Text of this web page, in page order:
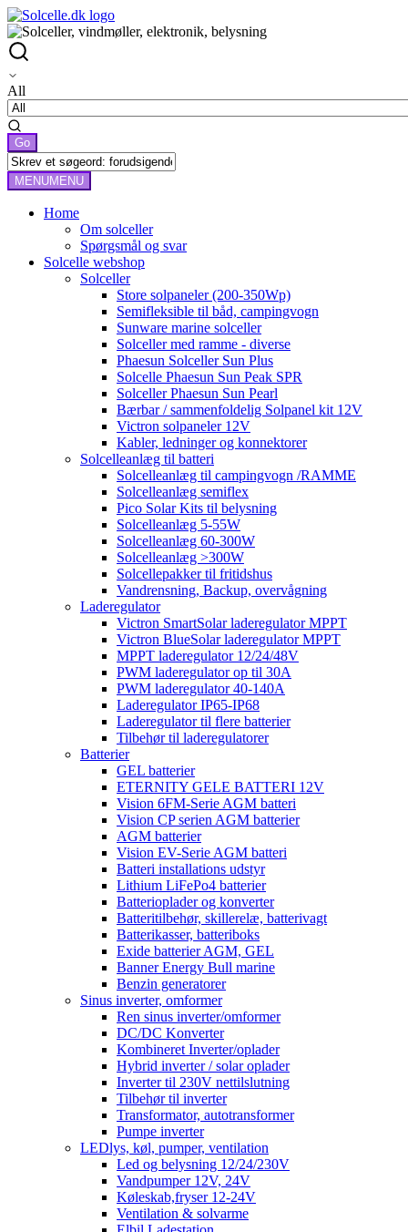
All
MENUMENU
Home
Om solceller
Spørgsmål og svar
Solcelle webshop
Solceller
Store solpaneler (200-350Wp)
Semifleksible til båd, campingvogn
Sunware marine solceller
Solceller med ramme - diverse
Phaesun Solceller Sun Plus
Solcelle Phaesun Sun Peak SPR
Solceller Phaesun Sun Pearl
Bærbar / sammenfoldelig Solpanel kit 12V
Victron solpaneler 12V
Kabler, ledninger og konnektorer
Solcelleanlæg til batteri
Solcelleanlæg til campingvogn /RAMME
Solcelleanlæg semiflex
Pico Solar Kits til belysning
Solcelleanlæg 5-55W
Solcelleanlæg 60-300W
Solcelleanlæg >300W
Solcellepakker til fritidshus
Vandrensning, Backup, overvågning
Laderegulator
Victron SmartSolar laderegulator MPPT
Victron BlueSolar laderegulator MPPT
MPPT laderegulator 12/24/48V
PWM laderegulator op til 30A
PWM laderegulator 40-140A
Laderegulator IP65-IP68
Laderegulator til flere batterier
Tilbehør til laderegulatorer
Batterier
GEL batterier
ETERNITY GELE BATTERI 12V
Vision 6FM-Serie AGM batteri
Vision CP serien AGM batterier
AGM batterier
Vision EV-Serie AGM batteri
Batteri installations udstyr
Lithium LiFePo4 batterier
Batterioplader og konverter
Batteritilbehør, skillerelæ, batterivagt
Batterikasser, batteriboks
Exide batterier AGM, GEL
Banner Energy Bull marine
Benzin generatorer
Sinus inverter, omformer
Ren sinus inverter/omformer
DC/DC Konverter
Kombineret Inverter/oplader
Hybrid inverter / solar oplader
Inverter til 230V nettilslutning
Tilbehør til inverter
Transformator, autotransformer
Pumpe inverter
LEDlys, køl, pumper, ventilation
Led og belysning 12/24/230V
Vandpumper 12V, 24V
Køleskab,fryser 12-24V
Ventilation & solvarme